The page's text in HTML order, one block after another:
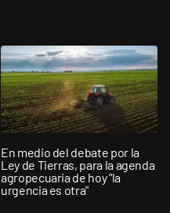
En medio del debate por la
Ley de Tierras, para la agenda
agropecuaria de hoy "la
urgencia es otra"